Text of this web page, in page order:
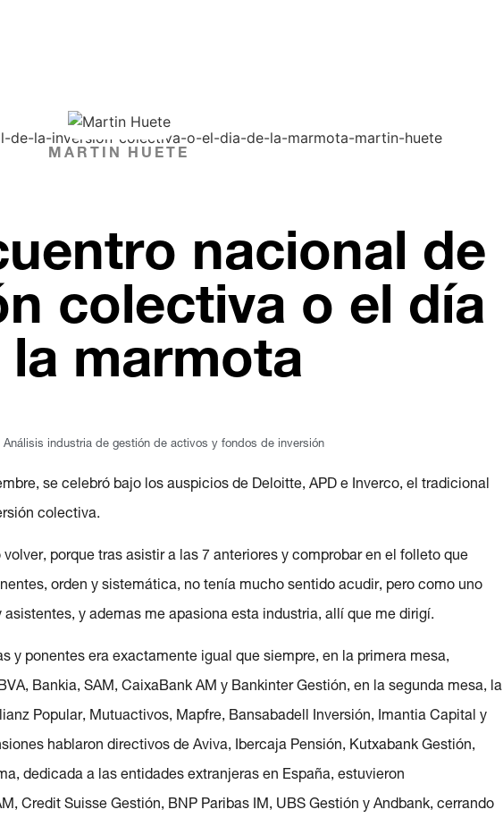
MARTIN HUETE
nacional de
colectiva o el día
la marmota
Análisis industria de gestión de activos y fondos de inversión
se celebró bajo los auspicios de Deloitte, APD e Inverco, el tradicional
colectiva.
porque tras asistir a las 7 anteriores y comprobar en el folleto que
orden y sistemática, no tenía mucho sentido acudir, pero como uno
y ademas me apasiona esta industria, allí que me dirigí.
y ponentes era exactamente igual que siempre, en la primera mesa,
Bankia, SAM, CaixaBank AM y Bankinter Gestión, en la segunda mesa, la
Popular, Mutuactivos, Mapfre, Bansabadell Inversión, Imantia Capital y
hablaron directivos de Aviva, Ibercaja Pensión, Kutxabank Gestión,
dedicada a las entidades extranjeras en España, estuvieron
Credit Suisse Gestión, BNP Paribas IM, UBS Gestión y Andbank, cerrando